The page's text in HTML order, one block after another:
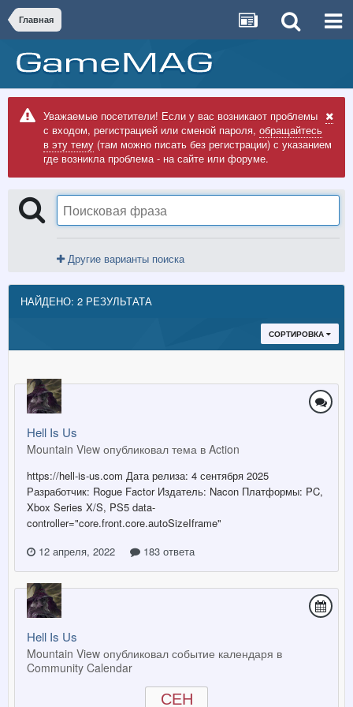
Главная
Уважаемые посетители! Если у вас возникают проблемы
с входом, регистрацией или сменой пароля, обращайтесь
в эту тему (там можно писать без регистрации) с указанием
где возникла проблема - на сайте или форуме.
Другие варианты поиска
НАЙДЕНО: 2 РЕЗУЛЬТАТА
СОРТИРОВКА
Hell Is Us
Mountain View опубликовал тема в Action
https://hell-is-us.com Дата релиза: 4 сентября 2025
Разработчик: Rogue Factor Издатель: Nacon Платформы: PC,
Xbox Series X/S, PS5 data-
controller="core.front.core.autoSizeIframe"
12 апреля, 2022
183 ответа
Hell Is Us
Mountain View опубликовал событие календаря в
Community Calendar
СЕН